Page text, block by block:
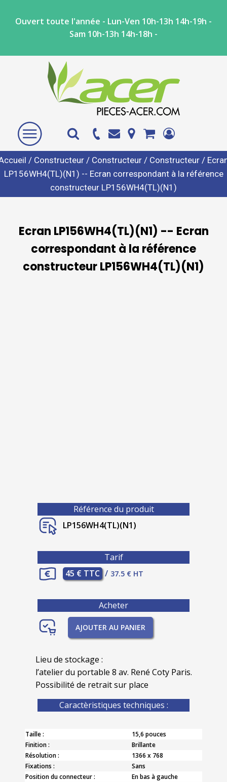
Ouvert toute l'année - Lun-Ven 10h-13h 14h-19h -
Sam 10h-13h 14h-18h -
/ Constructeur / Constructeur / Constructeur /
LP156WH4(TL)(N1) -- Ecran correspondant à la référence
constructeur LP156WH4(TL)(N1)
Ecran LP156WH4(TL)(N1) -- Ecran
correspondant à la référence
constructeur LP156WH4(TL)(N1)
Référence du produit
LP156WH4(TL)(N1)
Tarif
45 € TTC / 37.5 € HT
Acheter
AJOUTER AU PANIER
Lieu de stockage :
l’atelier du portable 8 av. René Coty Paris.
Possibilité de retrait sur place
Caractèristiques techniques :
Taille :
15,6 pouces
Finition :
Brillante
Résolution :
1366 x 768
Fixations :
Sans
Position du connecteur :
En bas à gauche